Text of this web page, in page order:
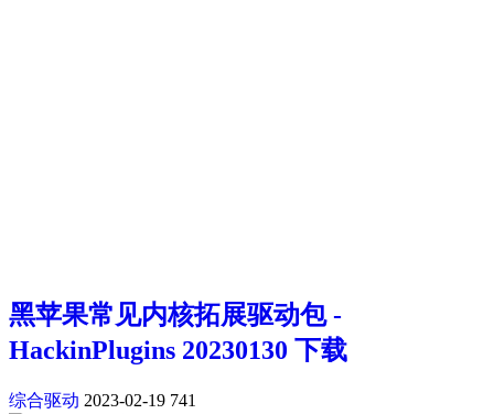
黑苹果常见内核拓展驱动包 -
HackinPlugins 20230130 下载
综合驱动 2023-02-19 741